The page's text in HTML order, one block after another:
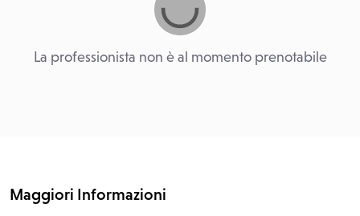
La professionista non è al momento prenotabile
Maggiori Informazioni